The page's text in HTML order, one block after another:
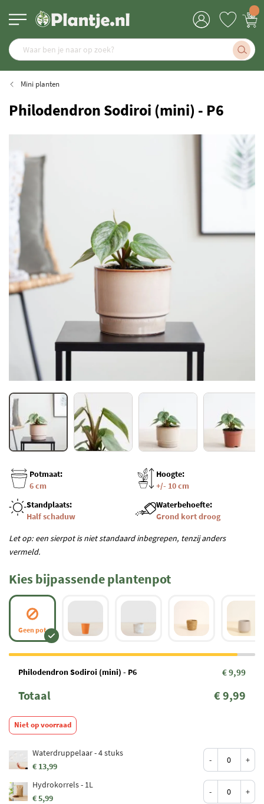
Mini planten
Philodendron Sodiroi (mini) - P6
Potmaat:
6 cm
Hoogte:
+/- 10 cm
Standplaats:
Half schaduw
Waterbehoefte:
Grond kort droog
Let op: een sierpot is niet standaard inbegrepen, tenzij anders
vermeld.
Kies bijpassende plantenpot
Geen pot
Philodendron Sodiroi (mini) - P6 € 9,99
Totaal € 9,99
Niet op voorraad
Waterdruppelaar - 4 stuks
€ 13,99
- +
Hydrokorrels - 1L
€ 5,99
- +